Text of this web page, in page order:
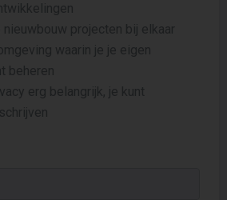
projecten bij elkaar
waarin je je eigen
beheren
erg belangrijk, je kunt